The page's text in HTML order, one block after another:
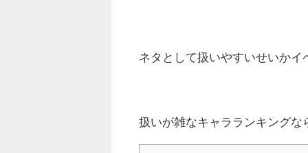
ネタとして扱いやすいせいか
扱いが雑なキャラランキングな